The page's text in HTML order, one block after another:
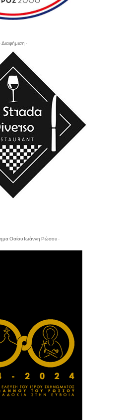
Διαφήμιση -
Οσίου Ιωάννη Ρώσου -